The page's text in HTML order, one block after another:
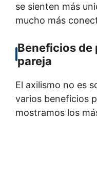
se sienten más
mucho más
Beneficios de
pareja
El axilismo no es
varios beneficios
mostramos los